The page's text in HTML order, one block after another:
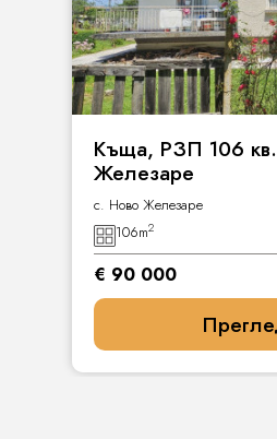
Къща, РЗП 106
Железаре
с. Ново Железаре
106m2
€ 90 000